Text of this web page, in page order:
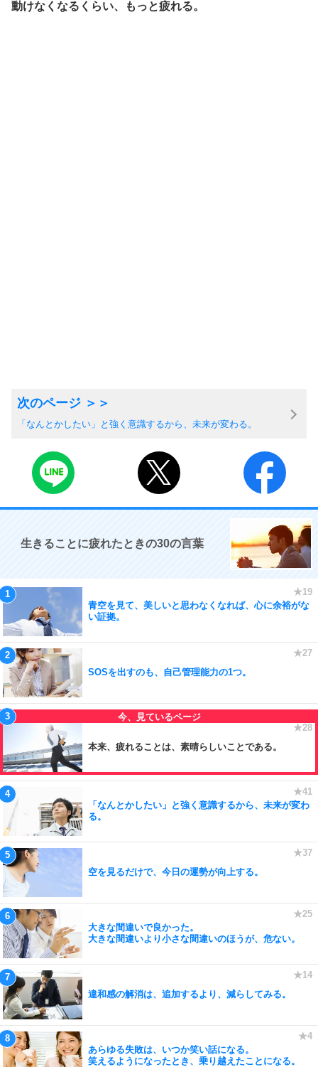
動けなくなるくらい、もっと疲れる。
「なんとかしたい」と強く意識するから、未来が変わる。
生きることに疲れたときの30の言葉
青空を見て、美しいと思わなくなれば、心に余裕がな
い証拠。
SOSを出すのも、自己管理能力の1つ。
本来、疲れることは、素晴らしいことである。
「なんとかしたい」と強く意識するから、未来が変わ
る。
空を見るだけで、今日の運勢が向上する。
大きな間違いで良かった。
大きな間違いより小さな間違いのほうが、危ない。
違和感の解消は、追加するより、減らしてみる。
あらゆる失敗は、いつか笑い話になる。
笑えるようになったとき、乗り越えたことになる。